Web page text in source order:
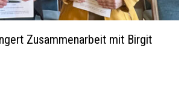
Zusammenarbeit mit Birgit